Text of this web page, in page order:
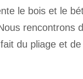
le bois et le
rencontrons
du pliage et